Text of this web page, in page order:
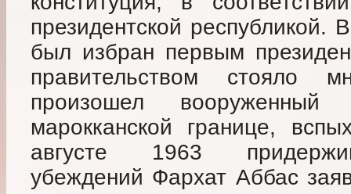
президентской
был избран первым
правительством
произошел
марокканской границе,
августе 1963
убеждений Фархат Аббас